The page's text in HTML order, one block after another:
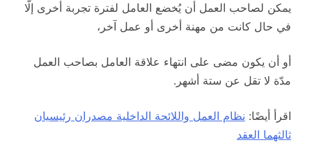
يمكن لصاحب العمل أن يُخضع العامل لفترة تجربة أخرى إلّا
في حال كانت من مهنة أخرى أو عمل آخر،
أو أن يكون مضى على انتهاء علاقة العامل بصاحب العمل
مدّة لا تقل عن ستة أشهر.
اقرأ أيضًا: نظام العمل واللائحة الداخلية مصدران رئيسيان
ثالثهما العقد